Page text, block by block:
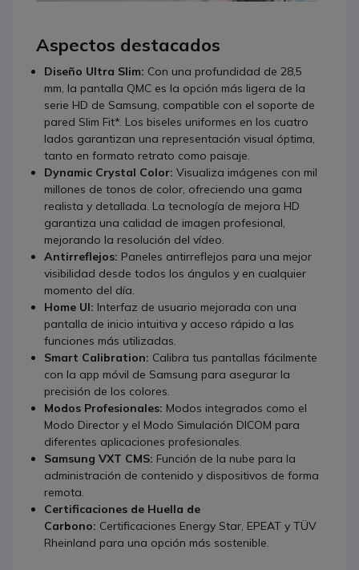
Aspectos destacados
Diseño Ultra Slim: Con una profundidad de 28,5
mm, la pantalla QMC es la opción más ligera de la
serie HD de Samsung, compatible con el soporte de
pared Slim Fit*. Los biseles uniformes en los cuatro
lados garantizan una representación visual óptima,
tanto en formato retrato como paisaje.
Dynamic Crystal Color: Visualiza imágenes con mil
millones de tonos de color, ofreciendo una gama
realista y detallada. La tecnología de mejora HD
garantiza una calidad de imagen profesional,
mejorando la resolución del vídeo.
Antirreflejos: Paneles antirreflejos para una mejor
visibilidad desde todos los ángulos y en cualquier
momento del día.
Home UI: Interfaz de usuario mejorada con una
pantalla de inicio intuitiva y acceso rápido a las
funciones más utilizadas.
Smart Calibration: Calibra tus pantallas fácilmente
con la app móvil de Samsung para asegurar la
precisión de los colores.
Modos Profesionales: Modos integrados como el
Modo Director y el Modo Simulación DICOM para
diferentes aplicaciones profesionales.
Samsung VXT CMS: Función de la nube para la
administración de contenido y dispositivos de forma
remota.
Certificaciones de Huella de
Carbono: Certificaciones Energy Star, EPEAT y TÜV
Rheinland para una opción más sostenible.